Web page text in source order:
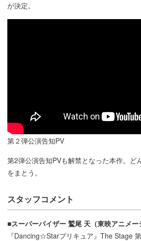
が決定。
第２弾公演告知PV
第2弾公演告知PVも解禁となった本作。ど
をまとう。
スタッフコメント
■スーパーバイザー 鷲尾 天（東映アニメー
『Dancing☆Starプリキュア』The Stage